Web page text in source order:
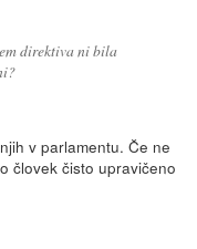
direktiva ni bila
v parlamentu. Če ne
človek čisto upravičeno